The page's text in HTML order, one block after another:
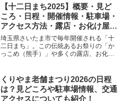
台・アクセス方法・駐車場情報を詳しく
紹介します。
【十二日まち2025】概要・見ど
ころ・日程・開催情報・駐車場・
アクセス方法・露店・お化け屋敷
を紹介
埼玉県さいたま市で毎年開催される「十
二日まち」。この伝統あるお祭りの「か
っこめ（熊手）」や多くの露店、お化け
程・開催情報・見どころ・アクセス方
法・駐車場・露店・お化け屋...
くりやま老舗まつり2026の日程
は？見どころや駐車場情報、交通
アクセスについても紹介！